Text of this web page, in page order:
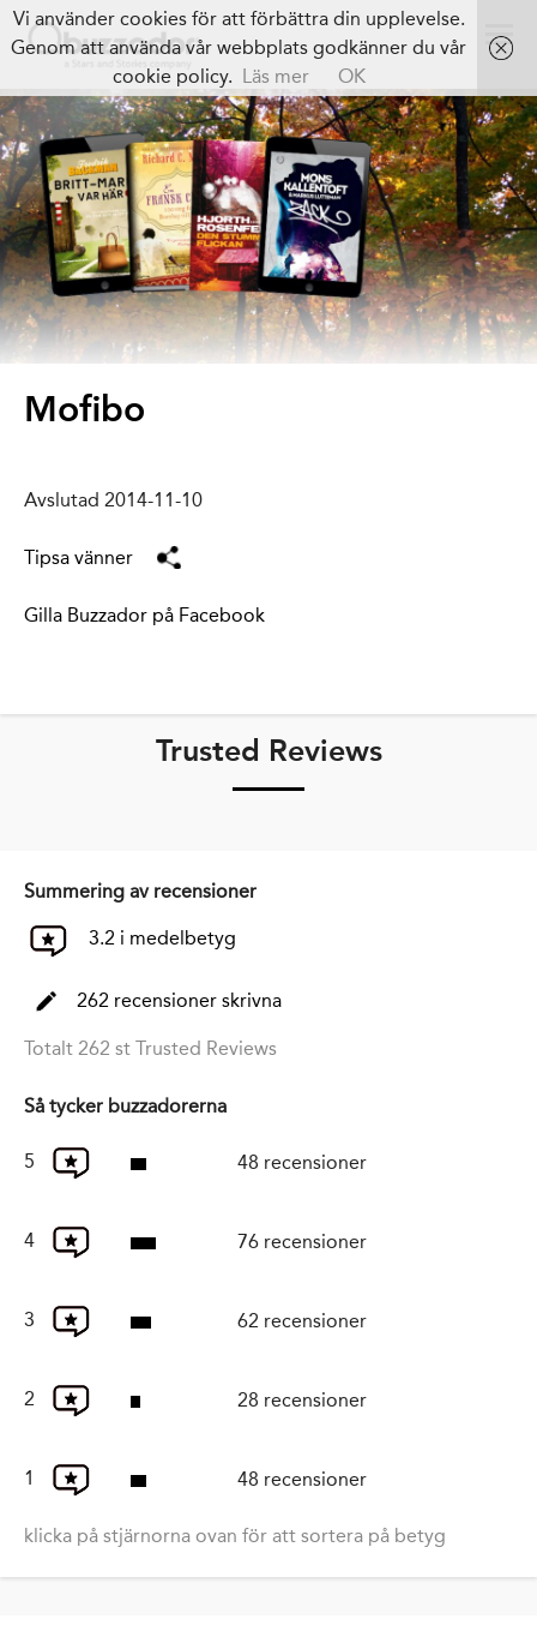
Mofibo
Avslutad 2014-11-10
Tipsa vänner
Gilla Buzzador på Facebook
Trusted Reviews
Summering av recensioner
3.2 i medelbetyg
262 recensioner skrivna
Totalt 262 st Trusted Reviews
Så tycker buzzadorerna
5 48 recensioner
4 76 recensioner
3 62 recensioner
2 28 recensioner
1 48 recensioner
klicka på stjärnorna ovan för att sortera på betyg
Vi använder cookies för att förbättra din upplevelse.
Genom att använda vår webbplats godkänner du vår
cookie policy. Läs mer OK